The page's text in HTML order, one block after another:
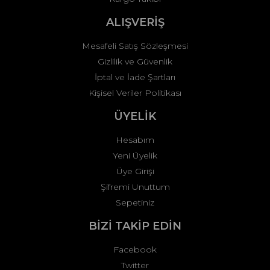
Gönder
ALIŞVERİŞ
Mesafeli Satış Sözleşmesi
Gizlilik ve Güvenlik
İptal ve İade Şartları
Kişisel Veriler Politikası
ÜYELİK
Hesabım
Yeni Üyelik
Üye Girişi
Şifremi Unuttum
Sepetiniz
BİZİ TAKİP EDİN
Facebook
Twitter